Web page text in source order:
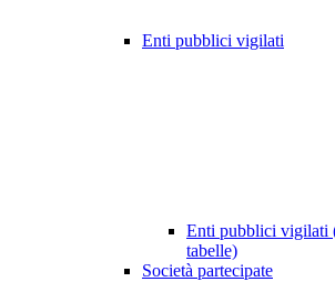
Enti pubblici vigilati
Enti pubblici vigilati
tabelle)
Società partecipate